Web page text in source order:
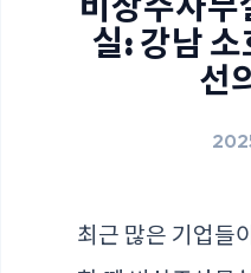
실: 강남
선
최근 많은 기업들